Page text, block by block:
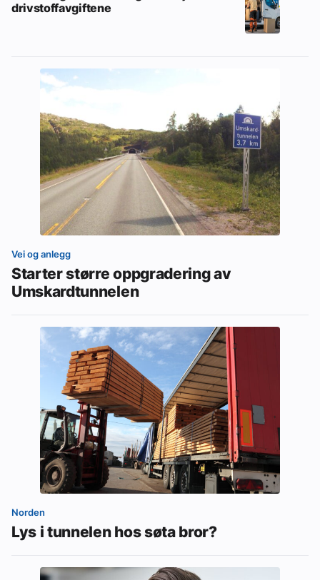
drivstoffavgiftene
Vei og anlegg
Starter større oppgradering av
Umskardtunnelen
Norden
Lys i tunnelen hos søta bror?